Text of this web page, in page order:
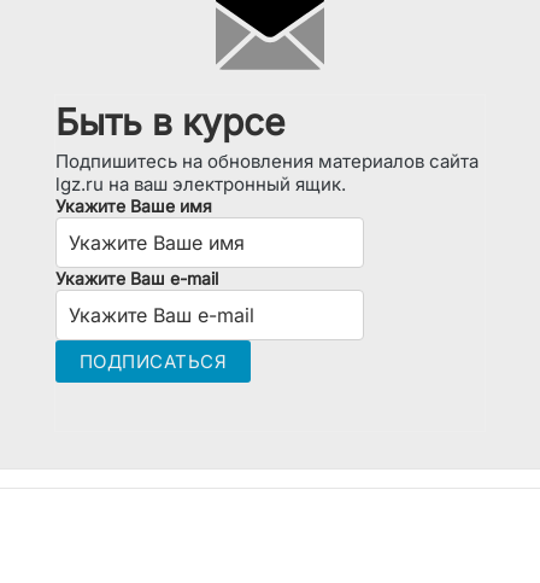
Быть в курсе
Подпишитесь на обновления материалов сайта
lgz.ru на ваш электронный ящик.
Укажите Ваше имя
Укажите Ваш e-mail